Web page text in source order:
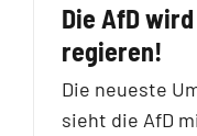
Die AfD
regieren!
Die neueste
sieht die AfD